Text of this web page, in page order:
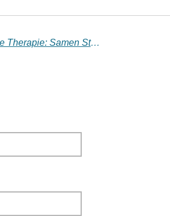
De Kracht van Ervaringsdeskundige Therapie: Samen Sterker